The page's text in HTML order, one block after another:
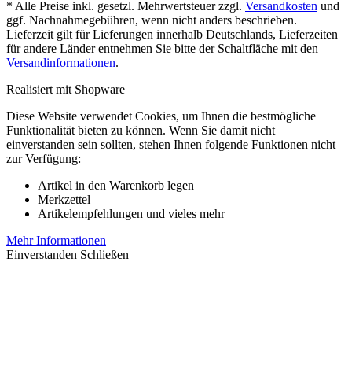
* Alle Preise inkl. gesetzl. Mehrwertsteuer zzgl. Versandkosten und
ggf. Nachnahmegebühren, wenn nicht anders beschrieben.
Lieferzeit gilt für Lieferungen innerhalb Deutschlands, Lieferzeiten
für andere Länder entnehmen Sie bitte der Schaltfläche mit den
Versandinformationen.
Realisiert mit Shopware
Diese Website verwendet Cookies, um Ihnen die bestmögliche
Funktionalität bieten zu können. Wenn Sie damit nicht
einverstanden sein sollten, stehen Ihnen folgende Funktionen nicht
zur Verfügung:
Artikel in den Warenkorb legen
Merkzettel
Artikelempfehlungen und vieles mehr
Mehr Informationen
Einverstanden Schließen